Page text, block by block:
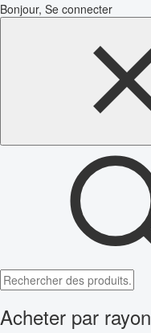
Bonjour, Se connecter
Acheter par rayon